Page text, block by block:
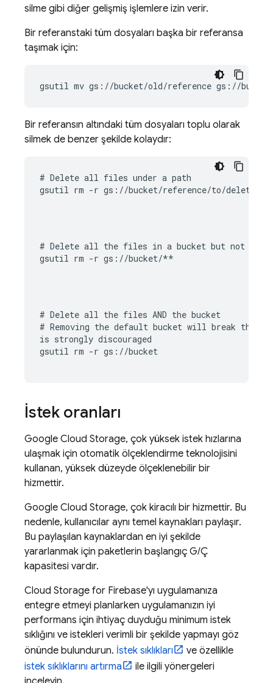
silme gibi diğer gelişmiş işlemlere izin verir.
Bir referanstaki tüm dosyaları başka bir referansa
taşımak için:
gsutil mv gs://bucket/old/reference gs://bucket/
Bir referansın altındaki tüm dosyaları toplu olarak
silmek de benzer şekilde kolaydır:
# Delete all files under a path
gsutil rm -r gs://bucket/reference/to/delete
# Delete all the files in a bucket but not the
gsutil rm -r gs://bucket/**
# Delete all the files AND the bucket
# Removing the default bucket will break the
is strongly discouraged
gsutil rm -r gs://bucket
İstek oranları
Google Cloud Storage, çok yüksek istek hızlarına
ulaşmak için otomatik ölçeklendirme teknolojisini
kullanan, yüksek düzeyde ölçeklenebilir bir
hizmettir.
Google Cloud Storage, çok kiracılı bir hizmettir. Bu
nedenle, kullanıcılar aynı temel kaynakları paylaşır.
Bu paylaşılan kaynaklardan en iyi şekilde
yararlanmak için paketlerin başlangıç G/Ç
kapasitesi vardır.
Cloud Storage for Firebase'yı uygulamanıza
entegre etmeyi planlarken uygulamanızın iyi
performans için ihtiyaç duyduğu minimum istek
sıklığını ve istekleri verimli bir şekilde yapmayı göz
önünde bulundurun. İstek sıklıkları
ve özellikle
istek sıklıklarını artırma
ile ilgili yönergeleri